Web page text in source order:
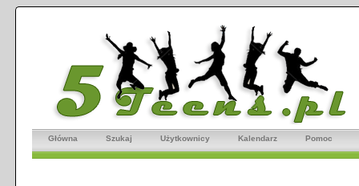
Główna Szukaj Użytkownicy Kalendarz Pomoc